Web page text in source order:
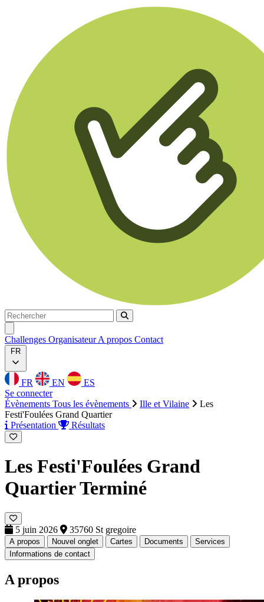
Rechercher
Rechercher
Challenges OrganisateurA propos Contact
FR
FR EN
ES
Se connecter
Évènements Tous les évènements Ille et Vilaine
Les
Festi'Foulées Grand Quartier
Présentation
Résultats
Les Festi'Foulées Grand
QuartierTerminé
5 juin 2026 35760 St gregoire
A propos Nouvel onglet Cartes Documents
Services
Informations de contact
A propos